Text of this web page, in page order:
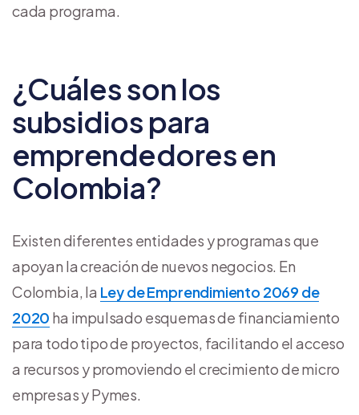
cada programa.
¿Cuáles son los
subsidios para
emprendedores en
Colombia?
Existen diferentes entidades y programas que
apoyan la creación de nuevos negocios. En
Colombia, la Ley de Emprendimiento 2069 de
2020 ha impulsado esquemas de financiamiento
para todo tipo de proyectos, facilitando el acceso
a recursos y promoviendo el crecimiento de micro
empresas y Pymes.